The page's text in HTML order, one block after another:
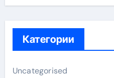
Категории
Uncategorised